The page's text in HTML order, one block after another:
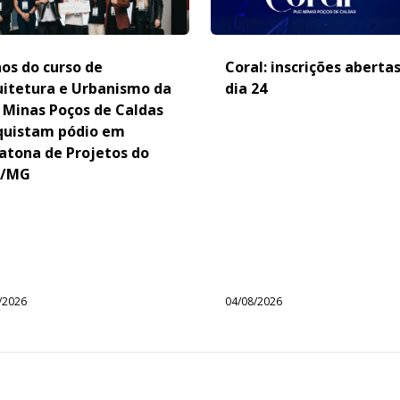
do curso de
e Urbanismo da
Minas Poços de Caldas
pódio em
de Projetos do
MG
Coral: inscrições
dia 24
04/08/2026